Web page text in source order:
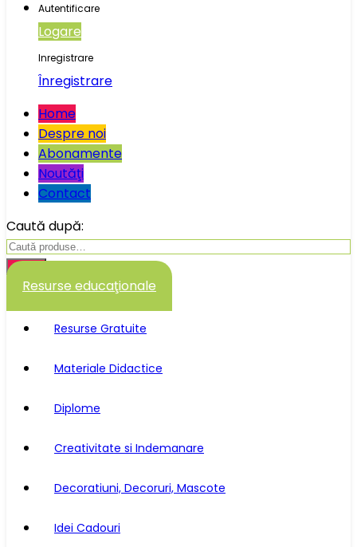
Autentificare
Logare
Inregistrare
Înregistrare
Home
Despre noi
Abonamente
Noutăţi
Contact
Caută după:
Caută
Resurse educaţionale
Resurse Gratuite
Materiale Didactice
Diplome
Creativitate si Indemanare
Decoratiuni, Decoruri, Mascote
Idei Cadouri